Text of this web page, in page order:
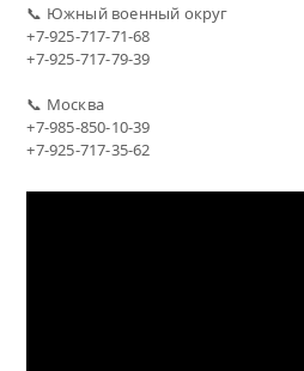
📞 Южный военный округ
+7-925-717-71-68
+7-925-717-79-39
📞 Москва
+7-985-850-10-39
+7-925-717-35-62